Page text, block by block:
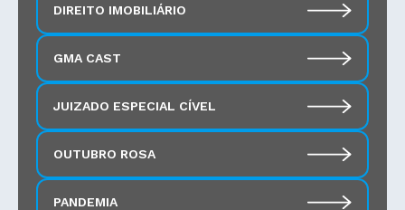
DIREITO IMOBILIÁRIO
GMA CAST
JUIZADO ESPECIAL CÍVEL
OUTUBRO ROSA
PANDEMIA